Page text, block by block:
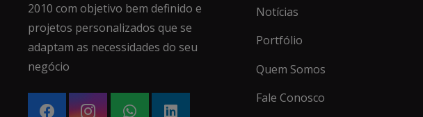
2010 com objetivo bem definido e
projetos personalizados que se
adaptam as necessidades do seu
negócio
Notícias
Portfólio
Quem Somos
Fale Conosco